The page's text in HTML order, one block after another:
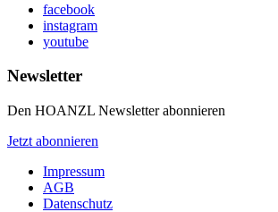
facebook
instagram
youtube
Newsletter
Den HOANZL Newsletter abonnieren
Jetzt abonnieren
Impressum
AGB
Datenschutz